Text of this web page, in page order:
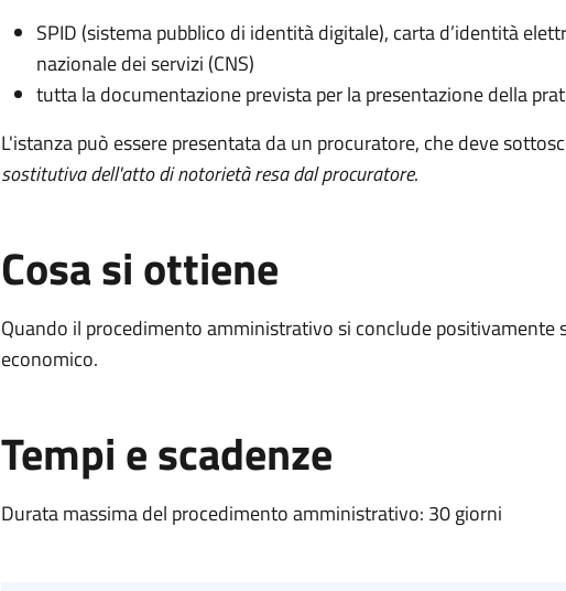
SPID (sistema pubblico di identità digitale), carta d’identità
nazionale dei servizi (CNS)
tutta la documentazione prevista per la presentazione della
L'istanza può essere presentata da un procuratore, che deve
sostitutiva dell'atto di notorietà resa dal procuratore.
Cosa si ottiene
Quando il procedimento amministrativo si conclude positivamente
economico.
Tempi e scadenze
Durata massima del procedimento amministrativo: 30 giorni